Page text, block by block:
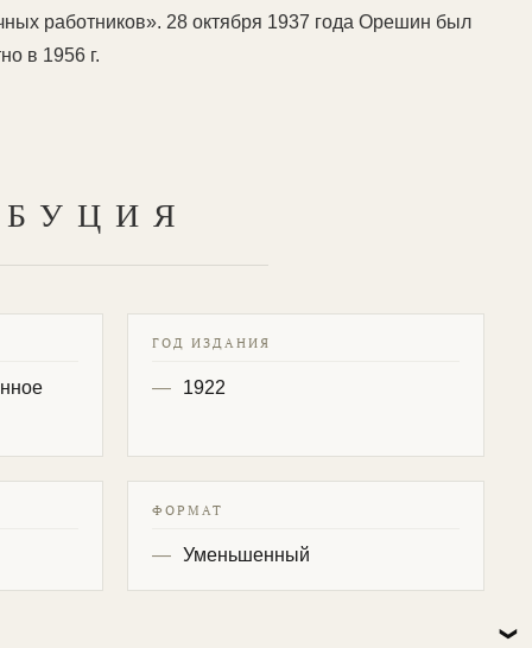
работников». 28 октября 1937 года Орешин был
в 1956 г.
ГОД ИЗДАНИЯ
1922
ФОРМАТ
Уменьшенный